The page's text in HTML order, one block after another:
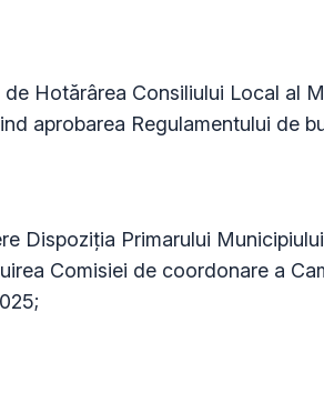
Hotărârea Consiliului Local al
aprobarea Regulamentului de
Dispoziția Primarului
Comisiei de coordonare a